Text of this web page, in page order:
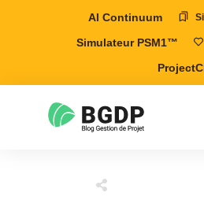
AI Continuum
Simulateur PSM1™